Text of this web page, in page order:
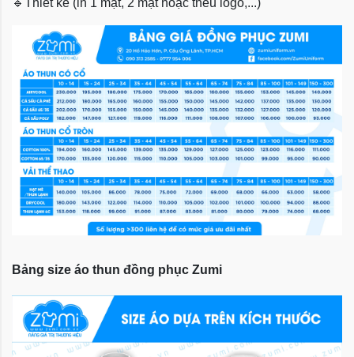
🔹 Thiết kế (in 1 mặt, 2 mặt hoặc thêu logo,...)
Bảng size áo thun đồng phục Zumi